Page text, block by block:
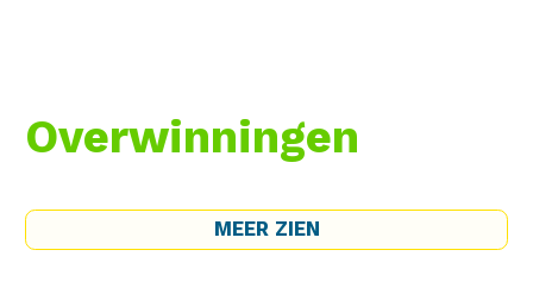
Overwinningen
MEER ZIEN